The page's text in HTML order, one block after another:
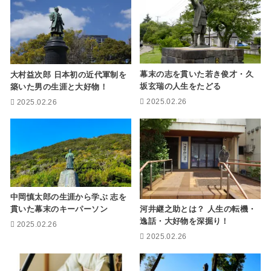
大村益次郎 日本初の近代軍制を
築いた男の生涯と大好物！
2025.02.26
幕末の志を貫いた若き俊才・久
坂玄瑞の人生をたどる
2025.02.26
中岡慎太郎の生涯から学ぶ 志を
貫いた幕末のキーパーソン
2025.02.26
河井継之助とは？ 人生の転機・
逸話・大好物を深掘り！
2025.02.26